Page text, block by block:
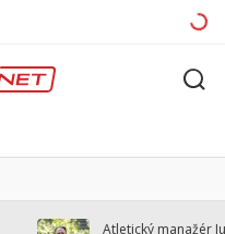
Atletický manažér